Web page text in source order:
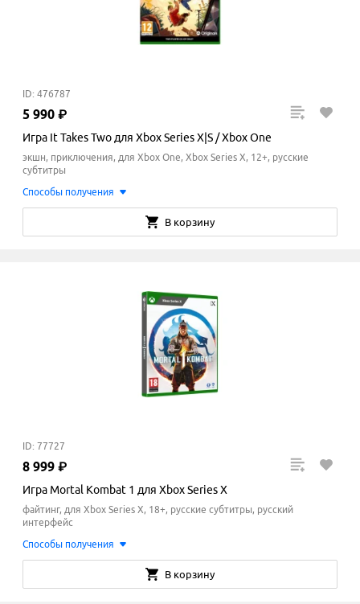
ID: 476787
5 990 ₽
Игра It Takes Two для Xbox Series X|S / Xbox One
экшн, приключения, для Xbox One, Xbox Series X, 12+, русские
субтитры
Способы получения
В корзину
ID: 77727
8 999 ₽
Игра Mortal Kombat 1 для Xbox Series X
файтинг, для Xbox Series X, 18+, русские субтитры, русский
интерфейс
Способы получения
В корзину